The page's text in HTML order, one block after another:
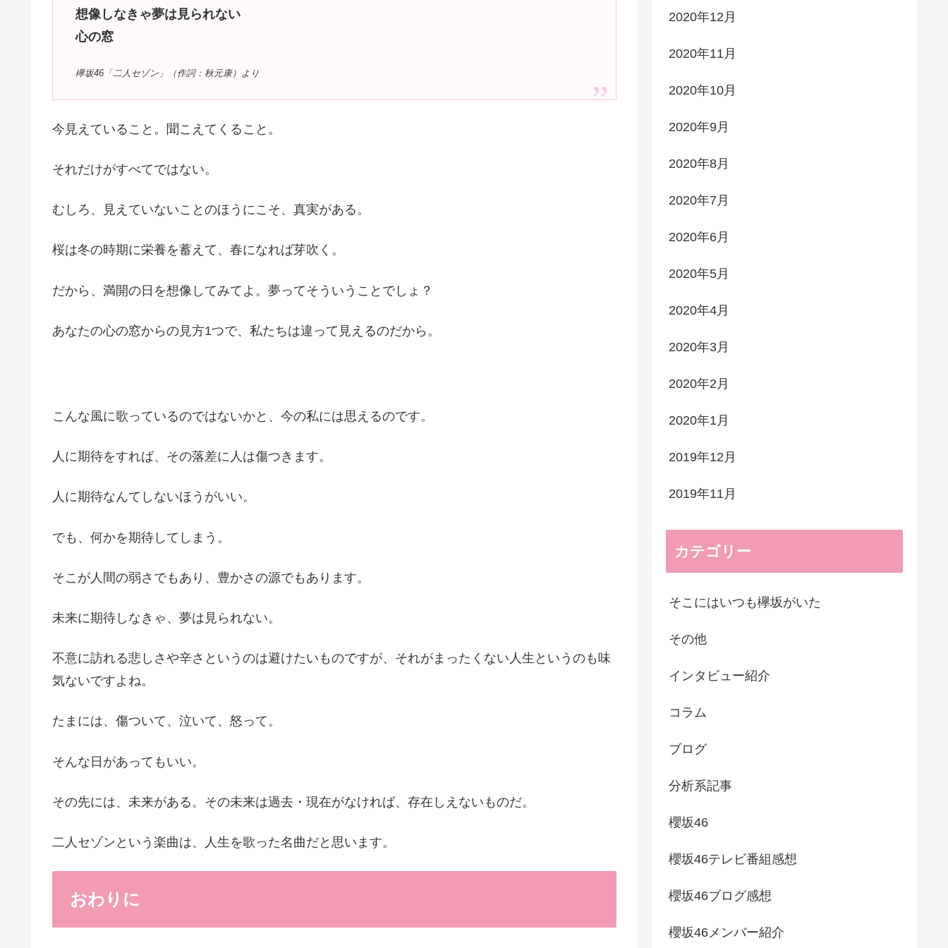
想像しなきゃ夢は見られない
心の窓
欅坂46「二人セゾン」（作詞：秋元康）より
今見えていること。聞こえてくること。
それだけがすべてではない。
むしろ、見えていないことのほうにこそ、真実がある。
桜は冬の時期に栄養を蓄えて、春になれば芽吹く。
だから、満開の日を想像してみてよ。夢ってそういうことでしょ？
あなたの心の窓からの見方1つで、私たちは違って見えるのだから。
こんな風に歌っているのではないかと、今の私には思えるのです。
人に期待をすれば、その落差に人は傷つきます。
人に期待なんてしないほうがいい。
でも、何かを期待してしまう。
そこが人間の弱さでもあり、豊かさの源でもあります。
未来に期待しなきゃ、夢は見られない。
不意に訪れる悲しさや辛さというのは避けたいものですが、それがまったくない人生というのも味
気ないですよね。
たまには、傷ついて、泣いて、怒って。
そんな日があってもいい。
その先には、未来がある。その未来は過去・現在がなければ、存在しえないものだ。
二人セゾンという楽曲は、人生を歌った名曲だと思います。
おわりに
2020年12月
2020年11月
2020年10月
2020年9月
2020年8月
2020年7月
2020年6月
2020年5月
2020年4月
2020年3月
2020年2月
2020年1月
2019年12月
2019年11月
カテゴリー
そこにはいつも欅坂がいた
その他
インタビュー紹介
コラム
ブログ
分析系記事
櫻坂46
櫻坂46テレビ番組感想
櫻坂46ブログ感想
櫻坂46メンバー紹介